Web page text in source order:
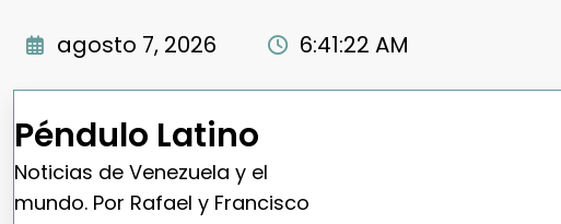
agosto 7, 2026 6:41:23 AM
Péndulo Latino
Noticias de Venezuela y el
mundo. Por Rafael y Francisco